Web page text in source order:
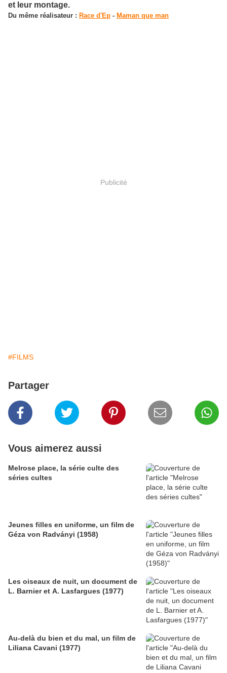
et leur montage.
Du même réalisateur : Race d'Ep - Maman que man
Publicité
#FILMS
Partager
Vous aimerez aussi
Melrose place, la série culte des
séries cultes
Jeunes filles en uniforme, un film de
Géza von Radványi (1958)
Les oiseaux de nuit, un document de
L. Barnier et A. Lasfargues (1977)
Au-delà du bien et du mal, un film de
Liliana Cavani (1977)